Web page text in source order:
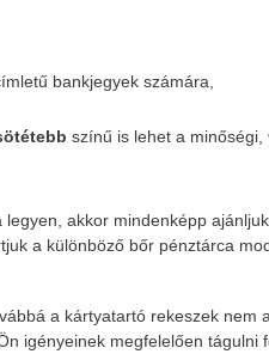
bankjegyek számára,
színű is lehet a minőségi,
akkor mindenképp
a különböző bőr pénztárca
a kártyatartó rekeszek nem
igényeinek megfelelően tágulni